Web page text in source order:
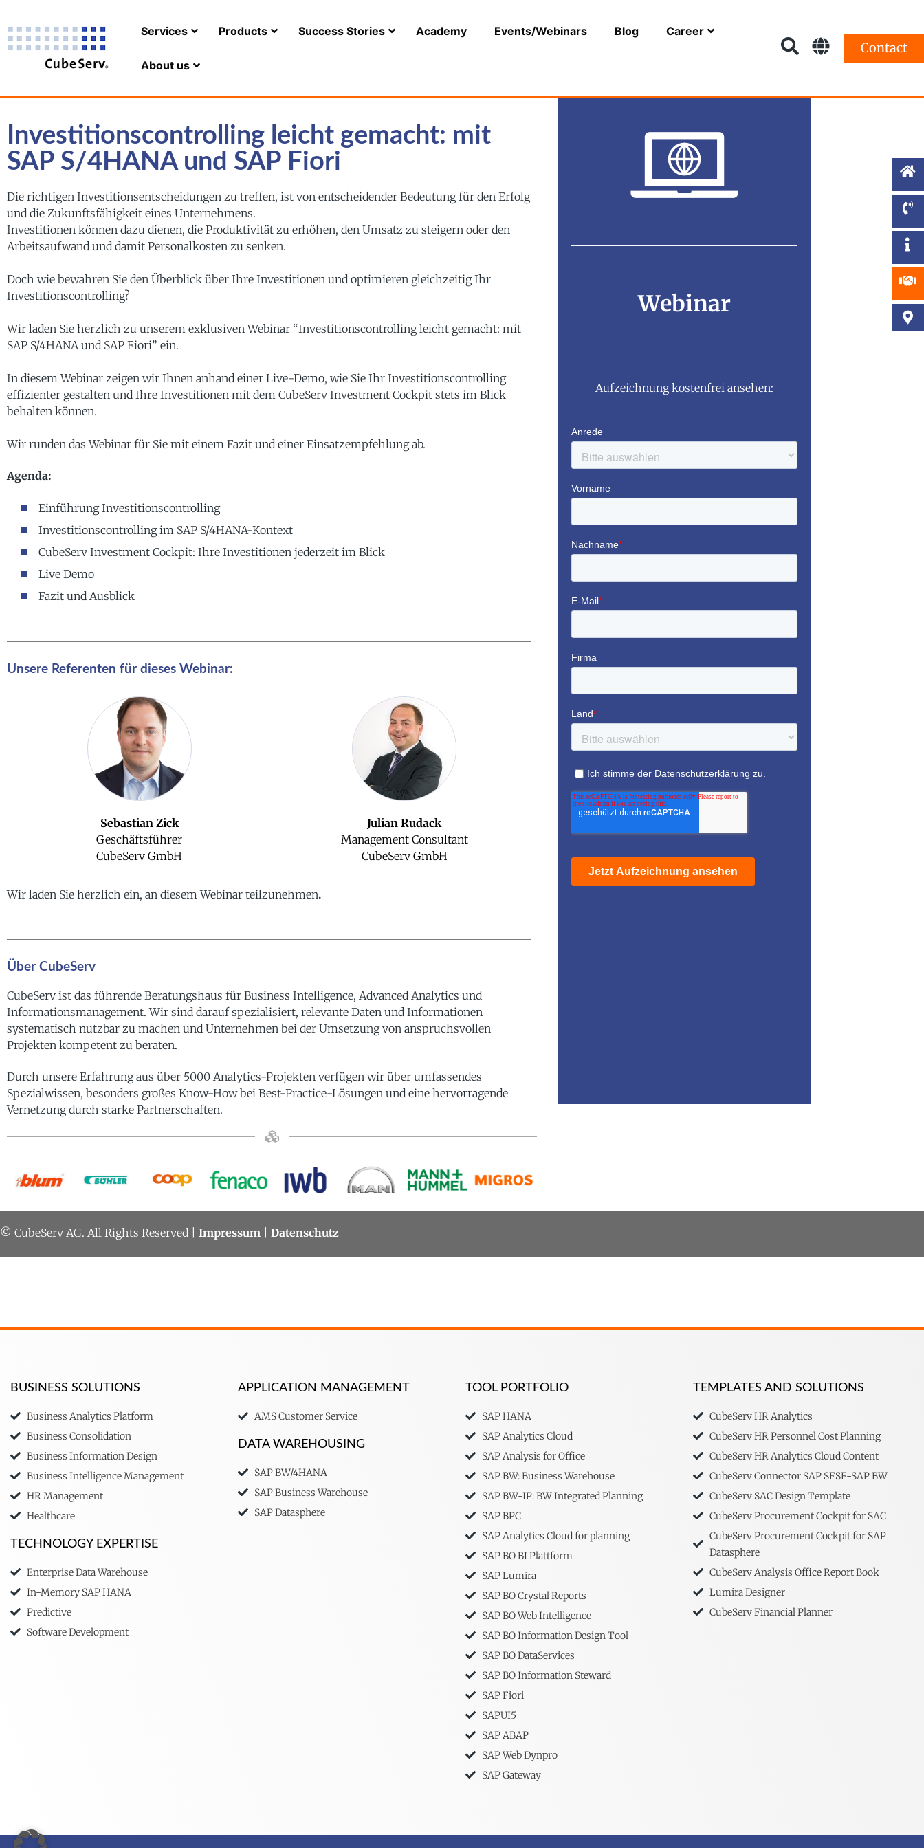
Services Products Success Stories Academy Events/Webinars Blog Career
About us
Contact
Investitionscontrolling leicht gemacht: mit
SAP S/4HANA und SAP Fiori
Die richtigen Investitionsentscheidungen zu treffen, ist von entscheidender Bedeutung für den Erfolg
und die Zukunftsfähigkeit eines Unternehmens.
Investitionen können dazu dienen, die Produktivität zu erhöhen, den Umsatz zu steigern oder den
Arbeitsaufwand und damit Personalkosten zu senken.
Doch wie bewahren Sie den Überblick über Ihre Investitionen und optimieren gleichzeitig Ihr
Investitionscontrolling?
Wir laden Sie herzlich zu unserem exklusiven Webinar “Investitionscontrolling leicht gemacht: mit
SAP S/4HANA und SAP Fiori” ein.
In diesem Webinar zeigen wir Ihnen anhand einer Live-Demo, wie Sie Ihr Investitionscontrolling
effizienter gestalten und Ihre Investitionen mit dem CubeServ Investment Cockpit stets im Blick
behalten können.
Wir runden das Webinar für Sie mit einem Fazit und einer Einsatzempfehlung ab.
Agenda:
Einführung Investitionscontrolling
Investitionscontrolling im SAP S/4HANA-Kontext
CubeServ Investment Cockpit: Ihre Investitionen jederzeit im Blick
Live Demo
Fazit und Ausblick
Unsere Referenten für dieses Webinar:
Sebastian Zick
Geschäftsführer
CubeServ GmbH
Julian Rudack
Management Consultant
CubeServ GmbH
Wir laden Sie herzlich ein, an diesem Webinar teilzunehmen.
Über CubeServ
CubeServ ist das führende Beratungshaus für Business Intelligence, Advanced Analytics und
Informationsmanagement. Wir sind darauf spezialisiert, relevante Daten und Informationen
systematisch nutzbar zu machen und Unternehmen bei der Umsetzung von anspruchsvollen
Projekten kompetent zu beraten.
Durch unsere Erfahrung aus über 5000 Analytics-Projekten verfügen wir über umfassendes
Spezialwissen, besonders großes Know-How bei Best-Practice-Lösungen und eine hervorragende
Vernetzung durch starke Partnerschaften.
Webinar
Aufzeichnung kostenfrei ansehen:
© CubeServ AG. All Rights Reserved | Impressum Datenschutz
BUSINESS SOLUTIONS
Business Analytics Platform
Business Consolidation
Business Information Design
Business Intelligence Management
HR Management
Healthcare
TECHNOLOGY EXPERTISE
Enterprise Data Warehouse
In-Memory SAP HANA
Predictive
Software Development
APPLICATION MANAGEMENT
AMS Customer Service
DATA WAREHOUSING
SAP BW/4HANA
SAP Business Warehouse
SAP Datasphere
TOOL PORTFOLIO
SAP HANA
SAP Analytics Cloud
SAP Analysis for Office
SAP BW: Business Warehouse
SAP BW-IP: BW Integrated Planning
SAP BPC
SAP Analytics Cloud for planning
SAP BO BI Plattform
SAP Lumira
SAP BO Crystal Reports
SAP BO Web Intelligence
SAP BO Information Design Tool
SAP BO DataServices
SAP BO Information Steward
SAP Fiori
SAPUI5
SAP ABAP
SAP Web Dynpro
SAP Gateway
TEMPLATES AND SOLUTIONS
CubeServ HR Analytics
CubeServ HR Personnel Cost Planning
CubeServ HR Analytics Cloud Content
CubeServ Connector SAP SFSF-SAP BW
CubeServ SAC Design Template
CubeServ Procurement Cockpit for SAC
CubeServ Procurement Cockpit for SAP
Datasphere
CubeServ Analysis Office Report Book
Lumira Designer
CubeServ Financial Planner